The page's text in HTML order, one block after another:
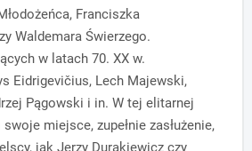
Franciszka
Waldemara Świerzego.
w latach 70. XX w.
Eidrigevičius, Lech Majewski,
Pągowski i in. W tej elitarnej
miejsce, zupełnie zasłużenie,
jak Jerzy Durakiewicz czy